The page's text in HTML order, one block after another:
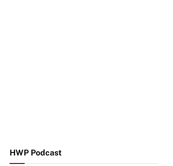
HWP Podcast